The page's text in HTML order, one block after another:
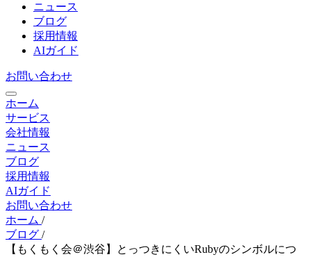
ニュース
ブログ
採用情報
AIガイド
お問い合わせ
ホーム
サービス
会社情報
ニュース
ブログ
採用情報
AIガイド
お問い合わせ
ホーム /
ブログ /
【もくもく会＠渋谷】とっつきにくいRubyのシンボルにつ